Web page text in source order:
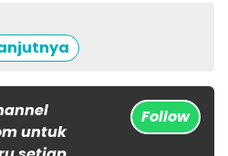
untuk
Follow